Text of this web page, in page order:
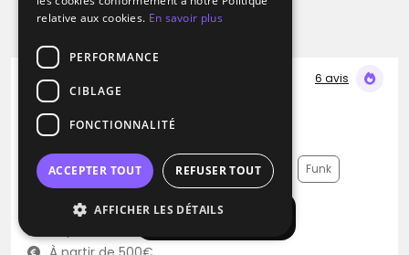
Afficher la carte
6 avis
DJ
Dj Krys events
Musique Française Variété Internationale Funk
Saint-Pierre-du-Perray (91)
relative aux cookies. En savoir plus
PERFORMANCE
CIBLAGE
FONCTIONNALITÉ
ACCEPTER TOUT REFUSER TOUT
AFFICHER LES DÉTAILS